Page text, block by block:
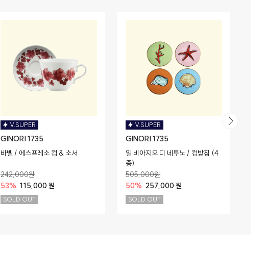
V.SUPER
GINORI 1735
바벨 / 에스프레소 컵 & 소서
242,000원
53% 115,000 원
SOLD OUT
V.SUPER
GINORI 1735
일 비아지오 디 네투노 / 컵받침 (4
종)
505,000원
50% 257,000 원
SOLD OUT